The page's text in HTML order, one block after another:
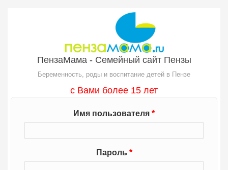
ПензаМама - Семейный сайт Пензы
Беременность, роды и воспитание детей в Пензе
с Вами более 15 лет
Имя пользователя *
Пароль *